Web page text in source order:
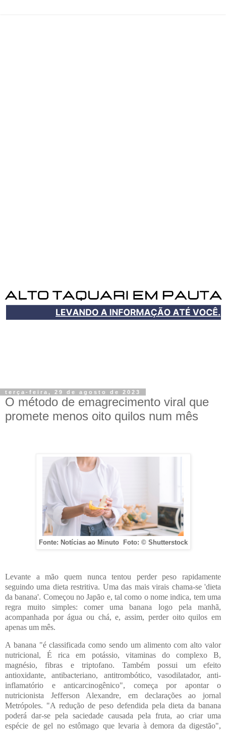
terça-feira, 29 de agosto de 2023
O método de emagrecimento viral que
promete menos oito quilos num mês
Fonte: Notícias ao Minuto Foto: © Shutterstock
Levante a mão quem nunca tentou perder peso rapidamente
seguindo uma dieta restritiva. Uma das mais virais chama-se 'dieta
da banana'. Começou no Japão e, tal como o nome indica, tem uma
regra muito simples: comer uma banana logo pela manhã,
acompanhada por água ou chá, e, assim, perder oito quilos em
apenas um mês.
A banana "é classificada como sendo um alimento com alto valor
nutricional, É rica em potássio, vitaminas do complexo B,
magnésio, fibras e triptofano. Também possui um efeito
antioxidante, antibacteriano, antitrombótico, vasodilatador, anti-
inflamatório e anticarcinogênico", começa por apontar o
nutricionista Jefferson Alexandre, em declarações ao jornal
Metrópoles. "A redução de peso defendida pela dieta da banana
poderá dar-se pela saciedade causada pela fruta, ao criar uma
espécie de gel no estômago que levaria à demora da digestão",